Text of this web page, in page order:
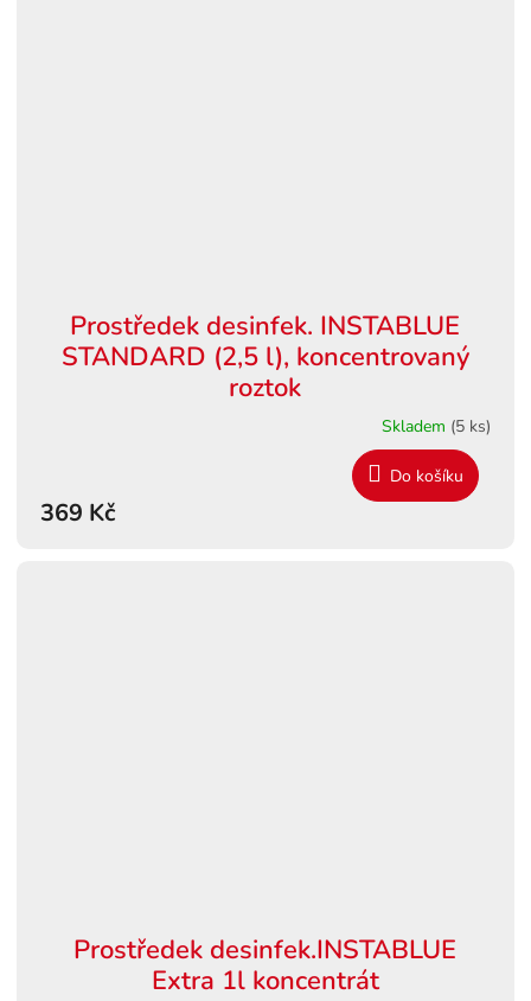
Prostředek desinfek. INSTABLUE
STANDARD (2,5 l), koncentrovaný
roztok
Skladem (5 ks)
369 Kč
Do košíku
Prostředek desinfek.INSTABLUE
Extra 1l koncentrát